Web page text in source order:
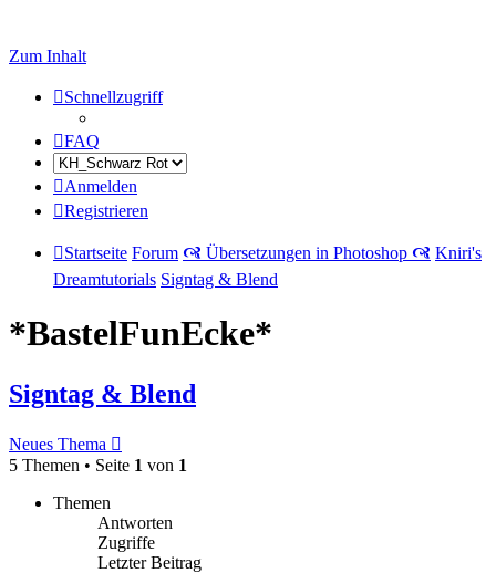
Zum Inhalt
Schnellzugriff
FAQ
Anmelden
Registrieren
Startseite Forum 🙧 Übersetzungen in Photoshop 🙧 Kniri's
Dreamtutorials Signtag & Blend
*BastelFunEcke*
Signtag & Blend
Neues Thema
5 Themen • Seite 1 von 1
Themen
Antworten
Zugriffe
Letzter Beitrag